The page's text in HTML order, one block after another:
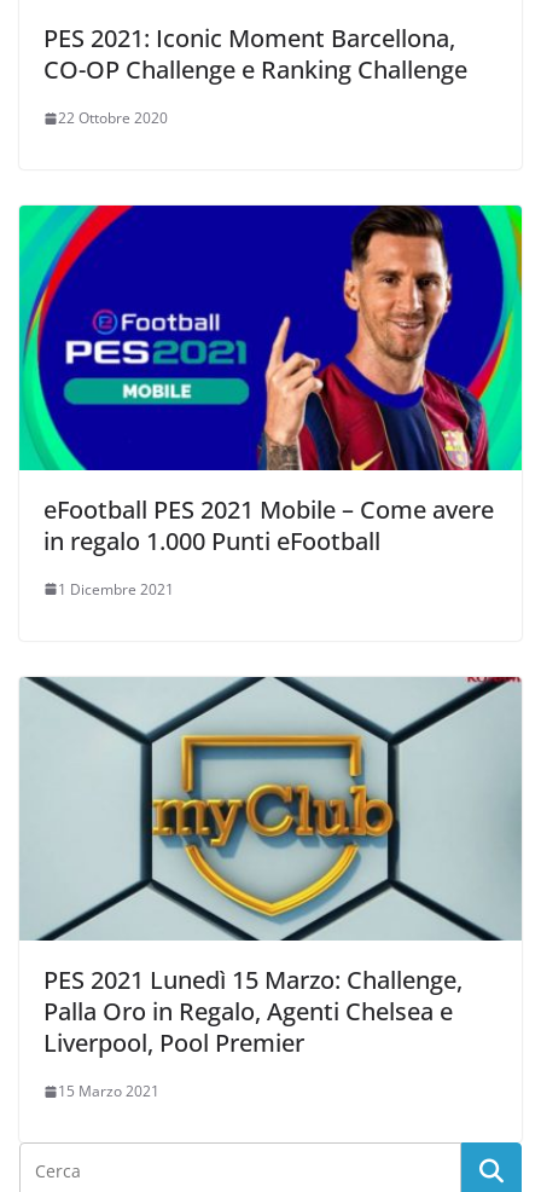
PES 2021: Iconic Moment Barcellona,
CO-OP Challenge e Ranking Challenge
22 Ottobre 2020
eFootball PES 2021 Mobile – Come avere
in regalo 1.000 Punti eFootball
1 Dicembre 2021
PES 2021 Lunedì 15 Marzo: Challenge,
Palla Oro in Regalo, Agenti Chelsea e
Liverpool, Pool Premier
15 Marzo 2021